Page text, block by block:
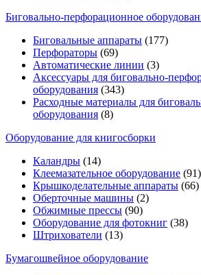
Биговально-перфорационное
Биговальные аппараты (177)
Перфораторы (69)
Автоматические линии (3)
Аксессуары для биговально-
оборудования (343)
Расходные материалы для
оборудования (8)
Оборудование для книгосборки
Каландры (14)
Клеемазательное оборудование (91)
Крышкоделательные аппараты (66)
Оберточные машины (2)
Обжимные прессы (90)
Оборудование для фотокниг (38)
Штрихователи (13)
Бумагошвейное оборудование